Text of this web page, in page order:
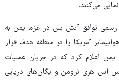
می‌کنند.
رسمی توافق آتش بس در غزه، یمن به
آمریکا را در منطقه هدف قرار
اعلام کرد که در جریان عملیات
اس اس هری ترومن و یگان‌های دریایی